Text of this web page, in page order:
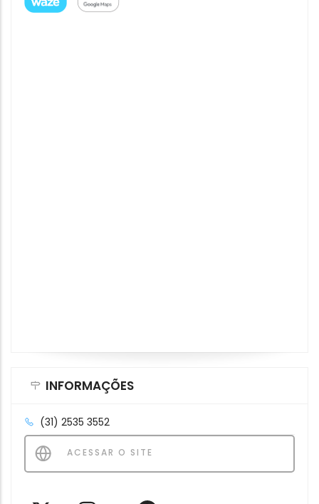
INFORMAÇÕES
(31) 2535 3552
ACESSAR O SITE